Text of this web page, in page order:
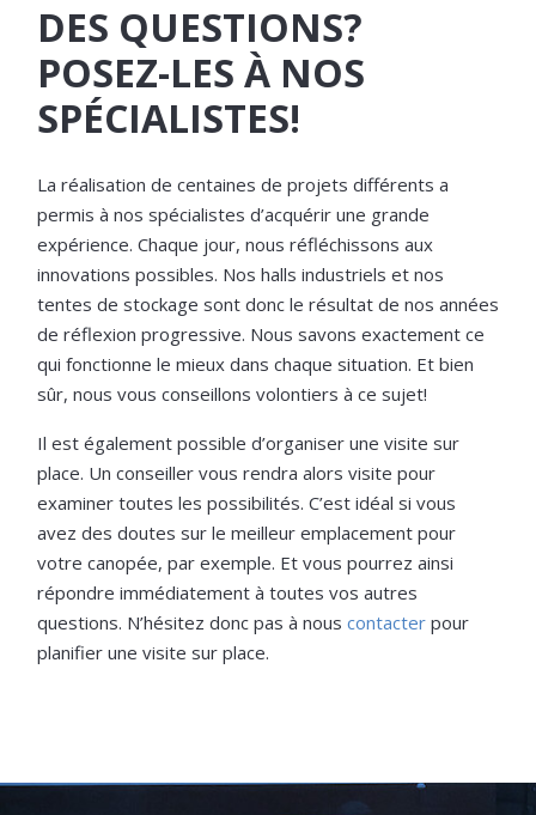
DES QUESTIONS?
POSEZ-LES À NOS
SPÉCIALISTES!
La réalisation de centaines de projets différents a
permis à nos spécialistes d’acquérir une grande
expérience. Chaque jour, nous réfléchissons aux
innovations possibles. Nos halls industriels et nos
tentes de stockage sont donc le résultat de nos années
de réflexion progressive. Nous savons exactement ce
qui fonctionne le mieux dans chaque situation. Et bien
sûr, nous vous conseillons volontiers à ce sujet!
Il est également possible d’organiser une visite sur
place. Un conseiller vous rendra alors visite pour
examiner toutes les possibilités. C’est idéal si vous
avez des doutes sur le meilleur emplacement pour
votre canopée, par exemple. Et vous pourrez ainsi
répondre immédiatement à toutes vos autres
questions. N’hésitez donc pas à nous contacter pour
planifier une visite sur place.